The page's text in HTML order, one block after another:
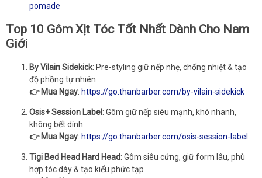
pomade
Top 10 Gôm Xịt Tóc Tốt Nhất Dành Cho Nam
Giới
By Vilain Sidekick: Pre-styling giữ nếp nhẹ, chống nhiệt & tạo
độ phồng tự nhiên
👉 Mua Ngay: https://go.thanbarber.com/by-vilain-sidekick
Osis+ Session Label : Gôm giữ nếp siêu mạnh, khô nhanh,
không bết dính
👉 Mua Ngay: https://go.thanbarber.com/osis-session-label
Tigi Bed Head Hard Head: Gôm siêu cứng, giữ form lâu, phù
hợp tóc dày & tạo kiểu phức tạp